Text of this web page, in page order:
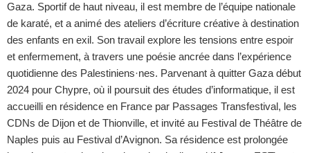
Gaza. Sportif de haut niveau, il est membre de l’équipe nationale
de karaté, et a animé des ateliers d’écriture créative à destination
des enfants en exil. Son travail explore les tensions entre espoir
et enfermement, à travers une poésie ancrée dans l’expérience
quotidienne des Palestiniens·nes. Parvenant à quitter Gaza début
2024 pour Chypre, où il poursuit des études d’informatique, il est
accueilli en résidence en France par Passages Transfestival, les
CDNs de Dijon et de Thionville, et invité au Festival de Théâtre de
Naples puis au Festival d’Avignon. Sa résidence est prolongée